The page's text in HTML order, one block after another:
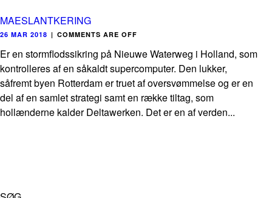
MAESLANTKERING
26 MAR 2018 | COMMENTS ARE OFF
Er en stormflodssikring på Nieuwe Waterweg i Holland, som
kontrolleres af en såkaldt supercomputer. Den lukker,
såfremt byen Rotterdam er truet af oversvømmelse og er en
del af en samlet strategi samt en række tiltag, som
hollænderne kalder Deltawerken. Det er en af verden...